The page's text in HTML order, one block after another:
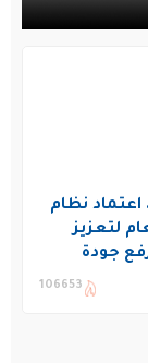
اعتماد نظام
لتعزيز
جودة
المملكة106653